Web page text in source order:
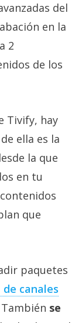
del
en la
2
de los
Tivify, hay
ella es la
la que
en tu
que
paquetes
canales
se